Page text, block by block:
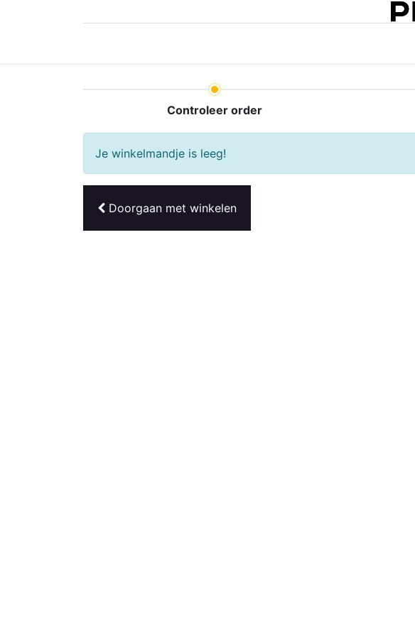
Controleer order
Je winkelmandje is leeg!
Doorgaan met winkelen